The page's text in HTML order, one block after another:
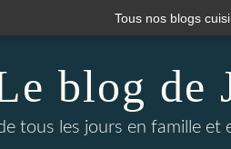
Tous nos blogs
blog de
tous les jours en famille